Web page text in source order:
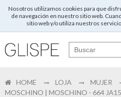
Nosotros utilizamos cookies para que
de navegación en nuestro sitio web.
sitio web y/o utiliza nuestros
English
HOME LOJA MUJER
MOSCHINO | MOSCHINO - 664